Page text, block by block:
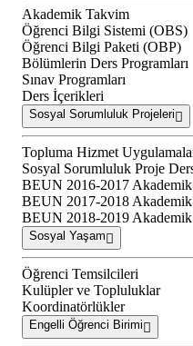
Akademik Takvim
Öğrenci Bilgi Sistemi (OBS)
Öğrenci Bilgi Paketi (OBP)
Bölümlerin Ders Programları
Sınav Programları
Ders İçerikleri
Sosyal Sorumluluk Projeleri
Topluma Hizmet
Sosyal Sorumluluk Proje
BEUN 2016-2017 Akademik
BEUN 2017-2018 Akademik
BEUN 2018-2019 Akademik
Sosyal Yaşam
Öğrenci Temsilcileri
Kulüpler ve Topluluklar
Koordinatörlükler
Engelli Öğrenci Birimi